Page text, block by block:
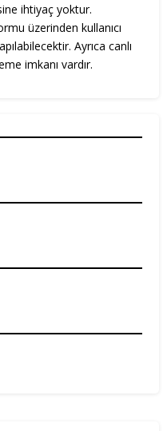
ihtiyaç yoktur.
üzerinden kullanıcı
Ayrıca canlı
imkanı vardır.